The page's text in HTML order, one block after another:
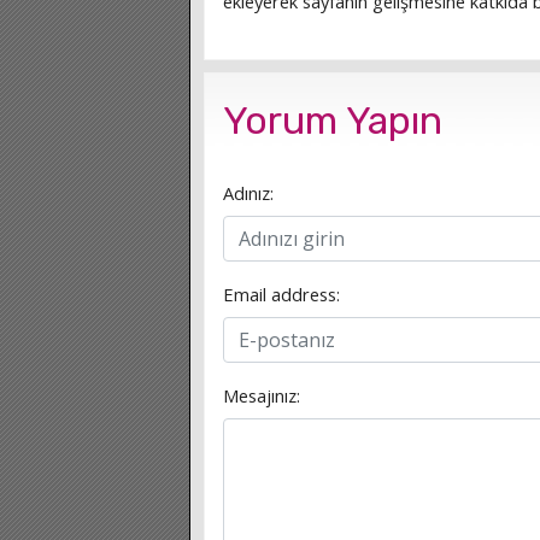
Yorum Yapın
Adınız:
Email address:
Mesajınız: